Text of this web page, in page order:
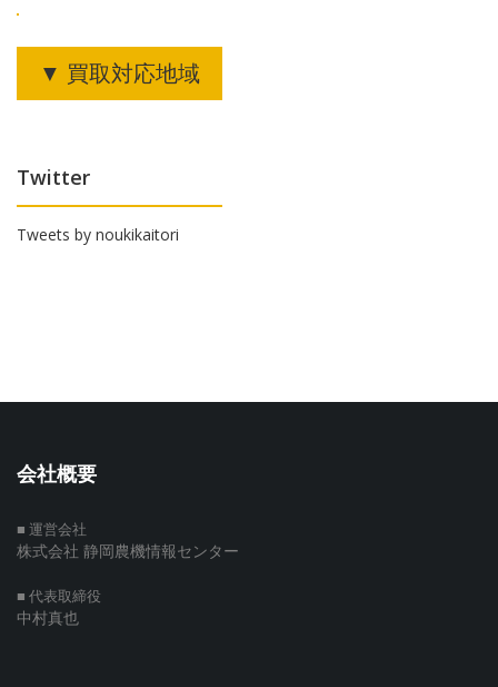
▼ 買取対応地域
Twitter
Tweets by noukikaitori
会社概要
■ 運営会社
株式会社 静岡農機情報センター
■ 代表取締役
中村真也